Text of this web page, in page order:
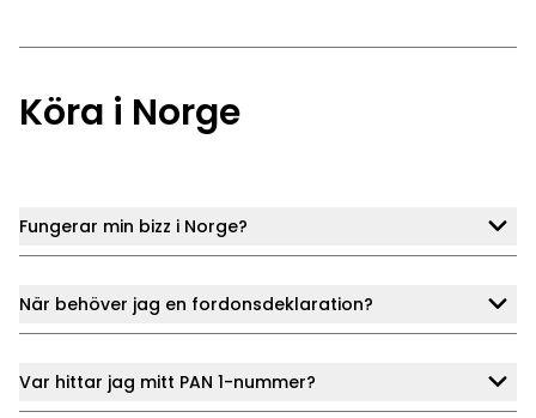
Köra i Norge
Fungerar min bizz i Norge?
När behöver jag en fordonsdeklaration?
Var hittar jag mitt PAN 1-nummer?